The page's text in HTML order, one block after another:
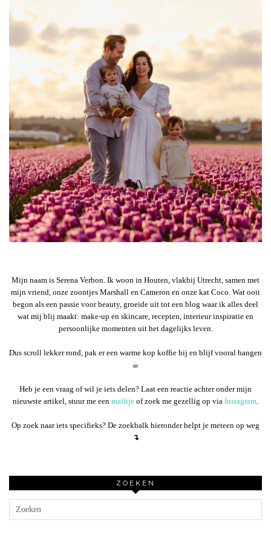
Mijn naam is Serena Verbon. Ik woon in Houten, vlakbij Utrecht, samen met
mijn vriend, onze zoontjes Marshall en Cameron en onze kat Coco. Wat ooit
begon als een passie voor beauty, groeide uit tot een blog waar ik alles deel
wat mij blij maakt: make-up en skincare, recepten, interieur inspiratie en
persoonlijke momenten uit het dagelijks leven.
Dus scroll lekker rond, pak er een warme kop koffie bij en blijf vooral hangen
☕︎
Heb je een vraag of wil je iets delen? Laat een reactie achter onder mijn
nieuwste artikel, stuur me een mailtje of zoek me gezellig op via Instagram
Op zoek naar iets specifieks? De zoekbalk hieronder helpt je meteen op weg
↴
ZOEKEN